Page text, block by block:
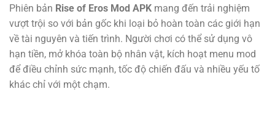
Phiên bản Rise of Eros Mod APK mang đến trải nghiệm
vượt trội so với bản gốc khi loại bỏ hoàn toàn các giới hạn
về tài nguyên và tiến trình. Người chơi có thể sử dụng vô
hạn tiền, mở khóa toàn bộ nhân vật, kích hoạt menu mod
để điều chỉnh sức mạnh, tốc độ chiến đấu và nhiều yếu tố
khác chỉ với một chạm.